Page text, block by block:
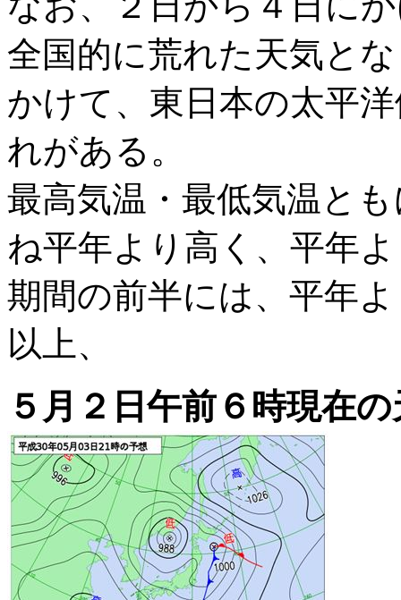
全国的に荒れた天気と
かけて、東日本の太平
れがある。
最高気温・最低気温と
ね平年より高く、平年
期間の前半には、平年
以上、
５月２日午前６時現在